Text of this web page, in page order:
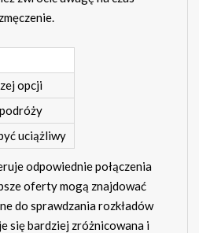
opcji
uciążliwy
odpowiednie połączenia
oferty mogą znajdować
do sprawdzania rozkładów
się bardziej zróżnicowana i